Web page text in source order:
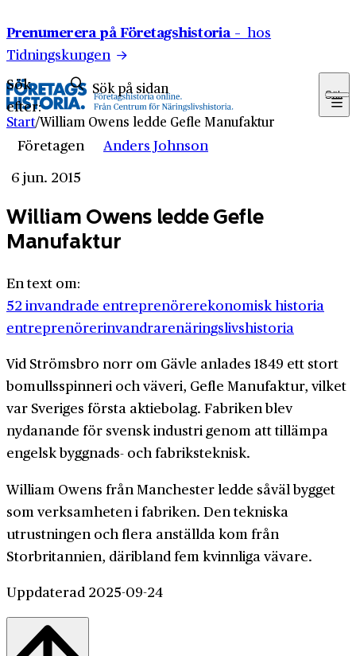
Prenumerera på Företagshistoria – hos
Tidningskungen
Sök
efter:
Sök
Start/William Owens ledde Gefle Manufaktur
Företagen
Anders Johnson
6 jun. 2015
William Owens ledde Gefle
Manufaktur
En text om:
52 invandrade entreprenörerekonomisk historia
entreprenörerinvandrarenäringslivshistoria
Vid Strömsbro norr om Gävle anlades 1849 ett stort
bomullsspinneri och väveri, Gefle Manufaktur, vilket
var Sveriges första aktiebolag. Fabriken blev
nydanande för svensk industri genom att tillämpa
engelsk byggnads- och fabriksteknisk.
William Owens från Manchester ledde såväl bygget
som verksamheten i fabriken. Den tekniska
utrustningen och flera anställda kom från
Storbritannien, däribland fem kvinnliga vävare.
Uppdaterad 2025-09-24